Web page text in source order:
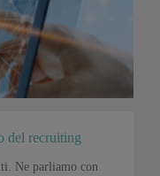
del recruiting
Ne parliamo con